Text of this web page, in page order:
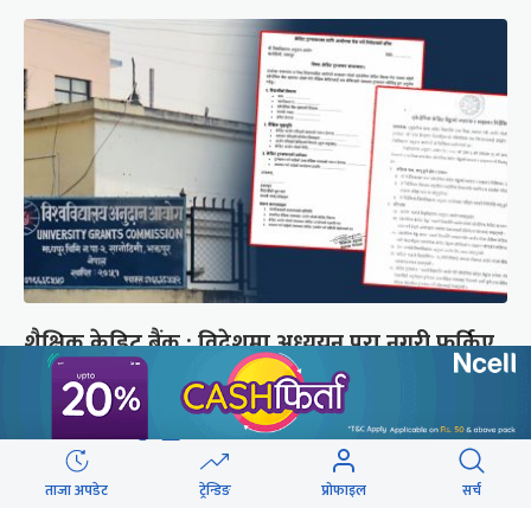
शैक्षिक क्रेडिट बैंक : विदेशमा अध्ययन पूरा नगरी फर्किए
नेपालमा निरन्तरता
छुटाउनुभयो कि ?
ताजा अपडेट ट्रेन्डिङ प्रोफाइल सर्च